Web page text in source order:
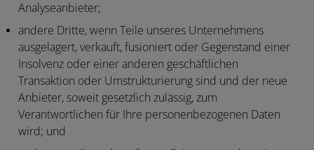
Analyseanbieter;
andere Dritte, wenn Teile unseres Unternehmens
ausgelagert, verkauft, fusioniert oder Gegenstand einer
Insolvenz oder einer anderen geschäftlichen
Transaktion oder Umstrukturierung sind und der neue
Anbieter, soweit gesetzlich zulässig, zum
Verantwortlichen für Ihre personenbezogenen Daten
wird; und